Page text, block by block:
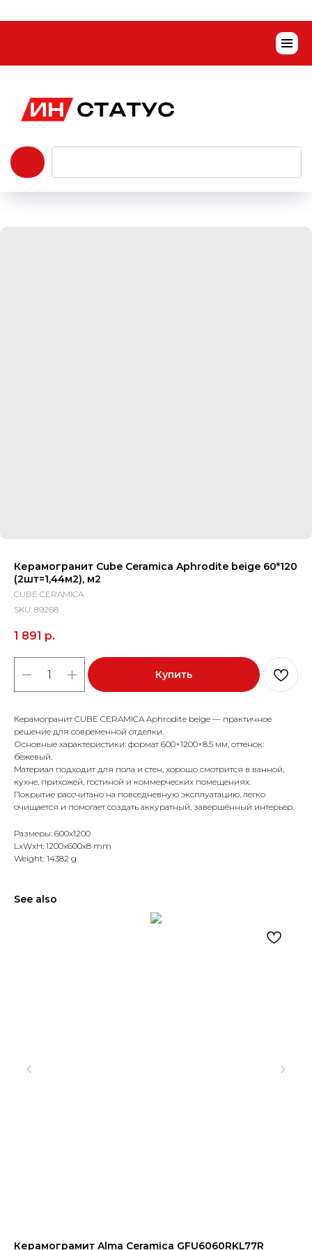
Керамогранит Cube Ceramica Aphrodite beige 60*120
(2шт=1,44м2), м2
CUBE CERAMICA
SKU: 89268
1 891 р.
Купить
Керамогранит CUBE CERAMICA Aphrodite beige — практичное
решение для современной отделки.
Основные характеристики: формат 600×1200×8.5 мм, оттенок:
бежевый.
Материал подходит для пола и стен, хорошо смотрится в ванной,
кухне, прихожей, гостиной и коммерческих помещениях.
Покрытие рассчитано на повседневную эксплуатацию, легко
очищается и помогает создать аккуратный, завершённый интерьер.
Размеры: 600x1200
LxWxH: 1200x600x8 mm
Weight: 14382 g
See also
Керамограмит Alma Ceramica GFU6060RKL77R